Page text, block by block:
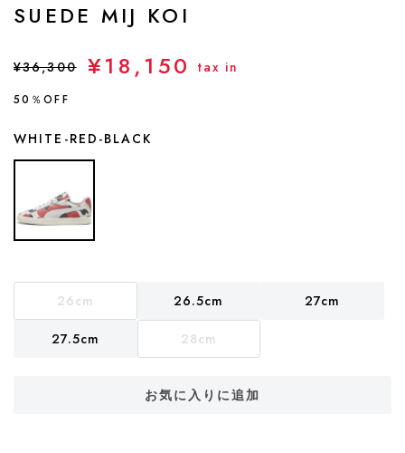
SUEDE MIJ KOI
¥36,300 ¥18,150 tax in
50％OFF
WHITE-RED-BLACK
26cm 26.5cm 27cm
27.5cm 28cm
お気に入りに追加